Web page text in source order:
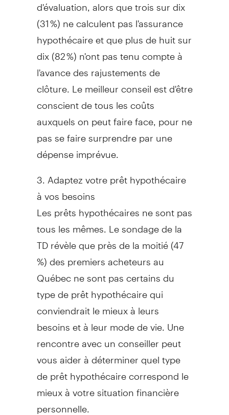
(31 %) ne calculent pas l'assurance
hypothécaire et que plus de huit sur
dix (82 %) n'ont pas tenu compte à
l'avance des rajustements de
clôture. Le meilleur conseil est d'être
conscient de tous les coûts
auxquels on peut faire face, pour ne
pas se faire surprendre par une
dépense imprévue.
3. Adaptez votre prêt hypothécaire
à vos besoins
Les prêts hypothécaires ne sont pas
tous les mêmes. Le sondage de la
TD révèle que près de la moitié (47
%) des premiers acheteurs au
Québec ne sont pas certains du
type de prêt hypothécaire qui
conviendrait le mieux à leurs
besoins et à leur mode de vie. Une
rencontre avec un conseiller peut
vous aider à déterminer quel type
de prêt hypothécaire correspond le
mieux à votre situation financière
personnelle.